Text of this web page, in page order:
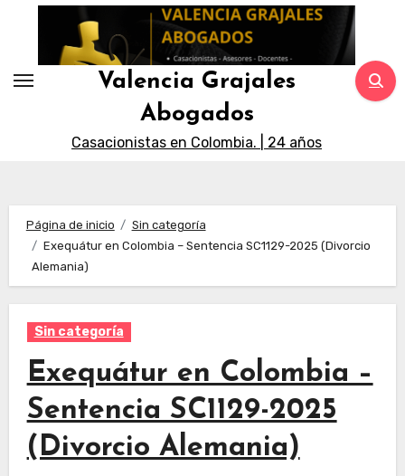
Saltar
contenido
Valencia Grajales
Abogados
Casacionistas en Colombia. | 24 años
Página de inicio
Sin categoría
Exequátur en Colombia – Sentencia SC1129-2025 (Divorcio
Alemania)
Sin categoría
Exequátur en Colombia –
Sentencia SC1129-2025
(Divorcio Alemania)